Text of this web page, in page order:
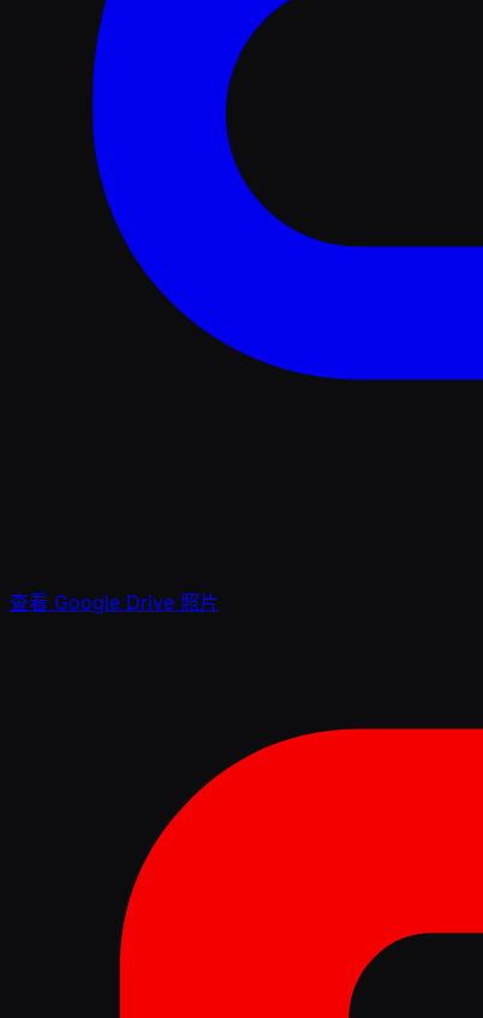
查看 Google Drive 照片